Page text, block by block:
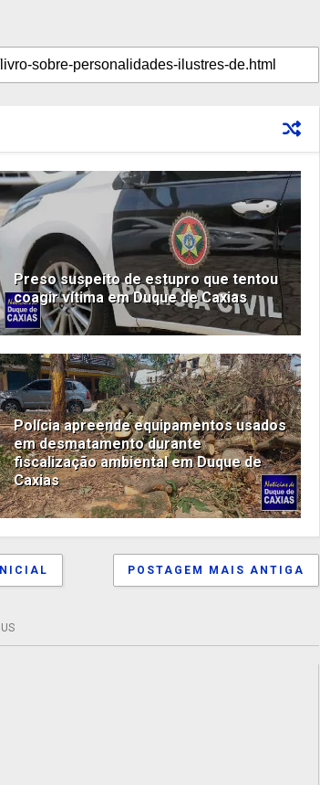
Preso suspeito de estupro que tentou
coagir vítima em Duque de Caxias
Polícia apreende equipamentos usados
em desmatamento durante
fiscalização ambiental em Duque de
Caxias
POSTAGEM MAIS ANTIGA